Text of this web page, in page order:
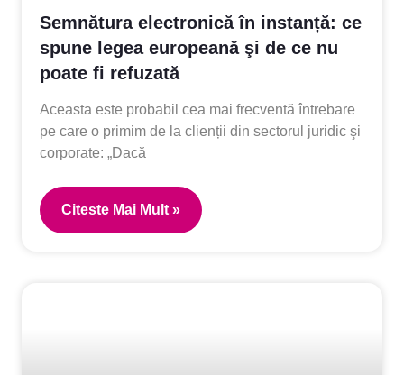
Semnătura electronică în instanță: ce
spune legea europeană şi de ce nu
poate fi refuzată
Aceasta este probabil cea mai frecventă întrebare
pe care o primim de la clienții din sectorul juridic şi
corporate: „Dacă
Citeste Mai Mult »